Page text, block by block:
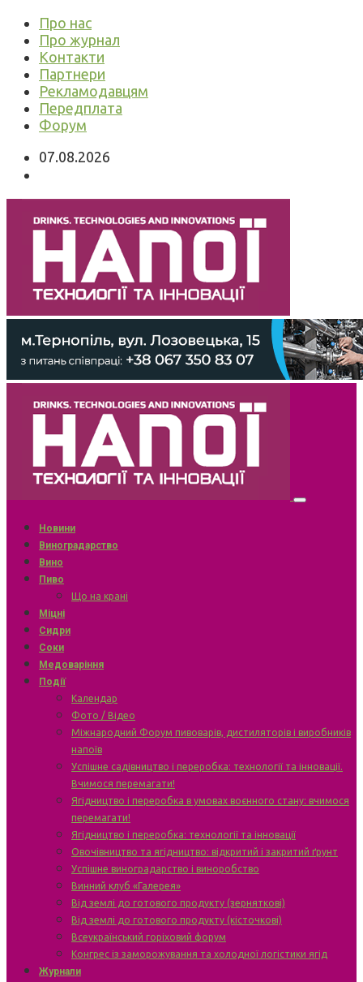
Про нас
Про журнал
Контакти
Партнери
Рекламодавцям
Передплата
Форум
07.08.2026
Новини
Виноградарство
Вино
Пиво
Що на крані
Міцні
Сидри
Соки
Медоваріння
Події
Календар
Фото / Відео
Міжнародний Форум пивоварів, дистиляторів і виробників
напоїв
Успішне садівництво і переробка: технології та інновації.
Вчимося перемагати!
Ягідництво і переробка в умовах воєнного стану: вчимося
перемагати!
Ягідництво і переробка: технології та інновації
Овочівництво та ягідництво: відкритий і закритий ґрунт
Успішне виноградарство і виноробство
Винний клуб «Галерея»
Від землі до готового продукту (зерняткові)
Від землі до готового продукту (кісточкові)
Всеукраїнський горіховий форум
Конгрес із заморожування та холодної логістики ягід
Журнали